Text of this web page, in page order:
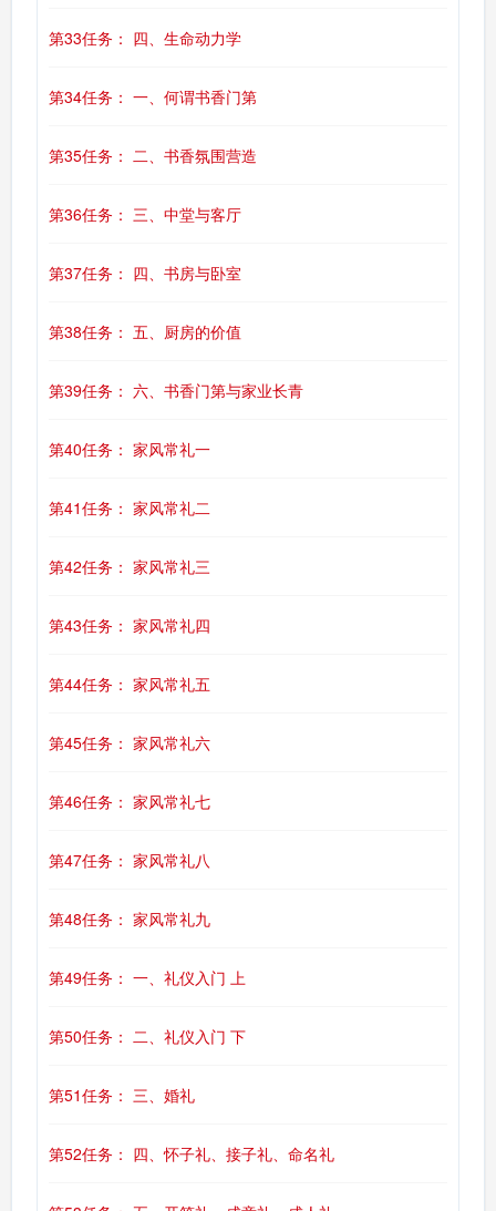
第33任务： 四、生命动力学
第34任务： 一、何谓书香门第
第35任务： 二、书香氛围营造
第36任务： 三、中堂与客厅
第37任务： 四、书房与卧室
第38任务： 五、厨房的价值
第39任务： 六、书香门第与家业长青
第40任务： 家风常礼一
第41任务： 家风常礼二
第42任务： 家风常礼三
第43任务： 家风常礼四
第44任务： 家风常礼五
第45任务： 家风常礼六
第46任务： 家风常礼七
第47任务： 家风常礼八
第48任务： 家风常礼九
第49任务： 一、礼仪入门 上
第50任务： 二、礼仪入门 下
第51任务： 三、婚礼
第52任务： 四、怀子礼、接子礼、命名礼